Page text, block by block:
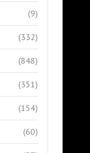
(9)
(332)
(848)
(351)
(154)
(60)